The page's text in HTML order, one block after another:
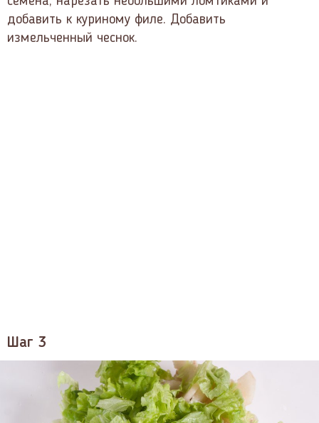
добавить к куриному филе. Добавить
измельченный чеснок.
Шаг 3